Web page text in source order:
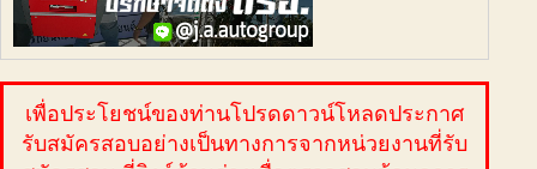
เพื่อประโยชน์ของท่านโปรดดาวน์โหลดประกาศ
รับสมัครสอบอย่างเป็นทางการจากหน่วยงานที่รับ